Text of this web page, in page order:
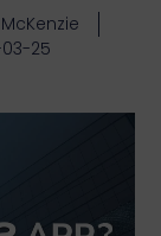
25